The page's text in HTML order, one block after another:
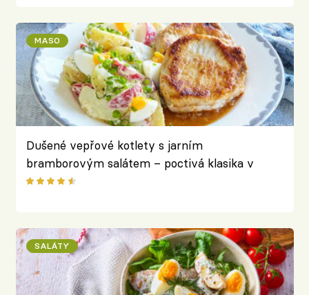
MASO
Dušené vepřové kotlety s jarním
bramborovým salátem – poctivá klasika v
lehčí, svěží podobě
SALÁTY